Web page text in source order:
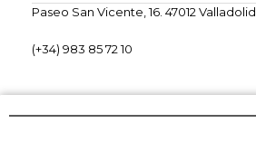
Paseo San Vicente, 16. 47012 Valladolid
(+34) 983 85 72 10